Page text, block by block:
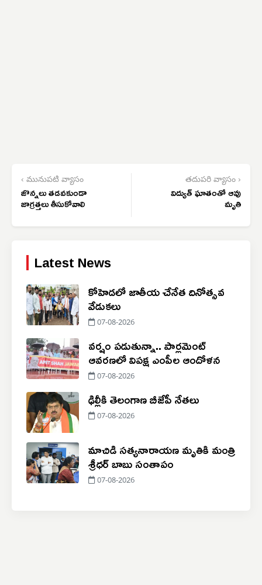
‹ మునుపటి వ్యాసం
జొన్నలు తడవకుండా
జాగ్రత్తలు తీసుకోవాలి
తదుపరి వ్యాసం ›
విద్యుత్ ఘాతంతో ఆవు
మృతి
Latest News
కోహెడలో జాతీయ చేనేత దినోత్సవ
వేడుకలు
07-08-2026
వర్షం పడుతున్నా.. పార్లమెంట్
ఆవరణలో విపక్ష ఎంపీల ఆందోళన
07-08-2026
ఢిల్లీకి తెలంగాణ బీజేపీ నేతలు
07-08-2026
మాచిడి సత్యనారాయణ మృతికి మంత్రి
శ్రీధర్ బాబు సంతాపం
07-08-2026